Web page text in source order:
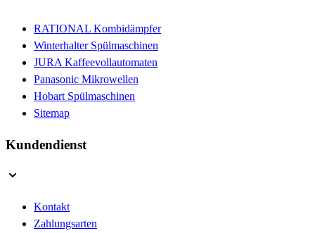
RATIONAL Kombidämpfer
Winterhalter Spülmaschinen
JURA Kaffeevollautomaten
Panasonic Mikrowellen
Hobart Spülmaschinen
Sitemap
Kundendienst
Kontakt
Zahlungsarten